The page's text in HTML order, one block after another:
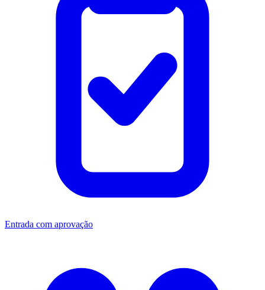
Entrada com aprovação